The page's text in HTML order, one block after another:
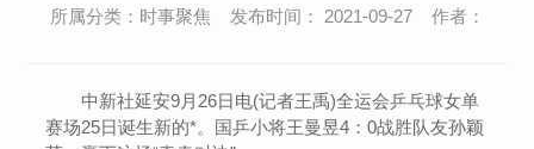
所属分类：时事聚焦 发布时间： 2021-09-27 作者：
中新社延安9月26日电(记者王禹)全运会乒乓球女单
赛场25日诞生新的*。国乒小将王曼昱4：0战胜队友孙颖